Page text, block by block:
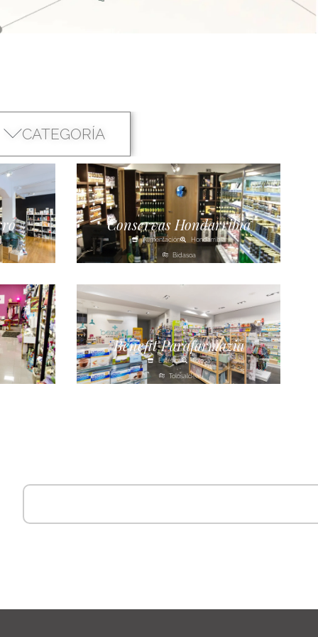
CATEGORÍA
Conservas Hondarribia
Alimentación Hondarribia
Bidasoa
Benefit Parafarmazia
Estética Tolosa
Tolosaldea